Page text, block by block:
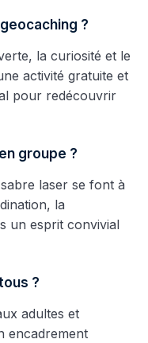
?
la curiosité et le
activité gratuite et
pour redécouvrir
groupe ?
laser se font à
la
un esprit convivial
?
adultes et
encadrement